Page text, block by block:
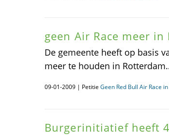
geen Air Race meer in
De gemeente heeft op basis
meer te houden in
09-01-2009 | Petitie Geen Red Bull Air Race
Burgerinitiatief heeft